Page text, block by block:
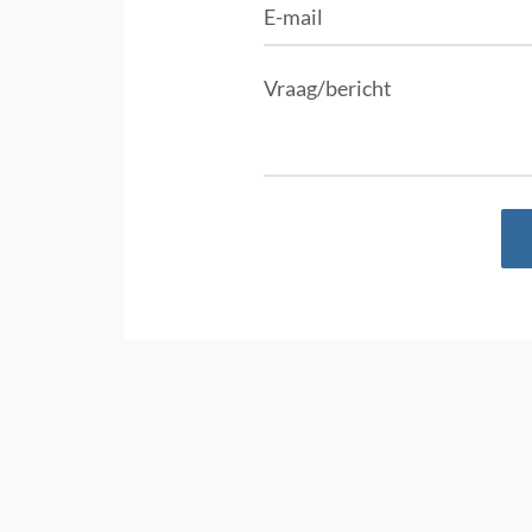
E-mail
Vraag/bericht